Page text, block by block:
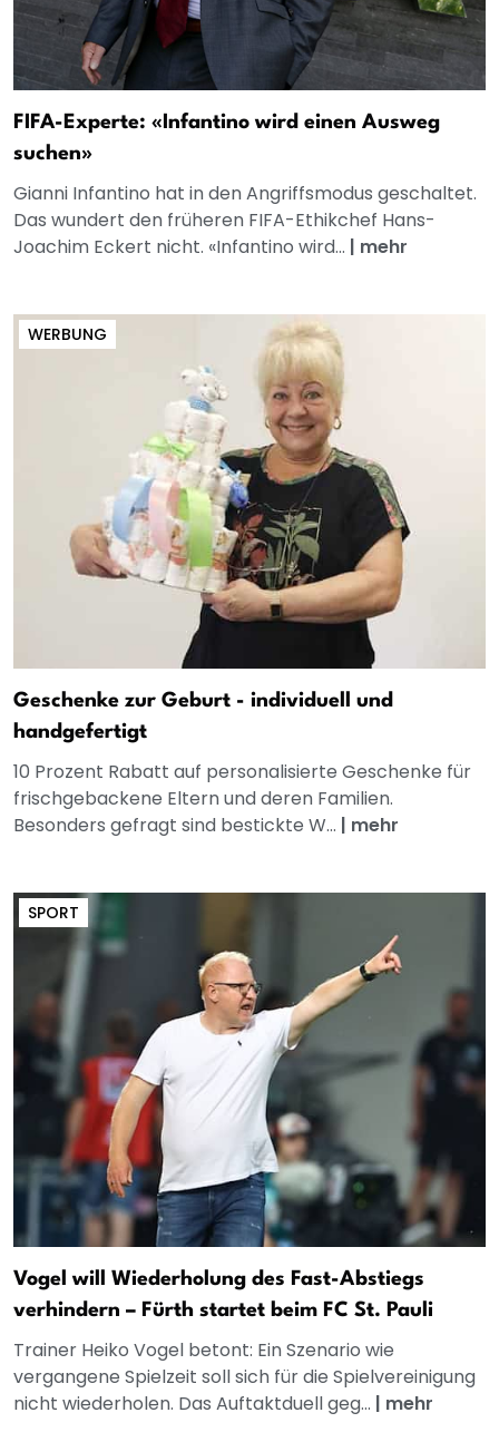
FIFA-Experte: «Infantino wird einen Ausweg
suchen»
Gianni Infantino hat in den Angriffsmodus geschaltet.
Das wundert den früheren FIFA-Ethikchef Hans-
Joachim Eckert nicht. «Infantino wird... | mehr
WERBUNG
Geschenke zur Geburt - individuell und
handgefertigt
10 Prozent Rabatt auf personalisierte Geschenke für
frischgebackene Eltern und deren Familien.
Besonders gefragt sind bestickte W... | mehr
SPORT
Vogel will Wiederholung des Fast-Abstiegs
verhindern – Fürth startet beim FC St. Pauli
Trainer Heiko Vogel betont: Ein Szenario wie
vergangene Spielzeit soll sich für die Spielvereinigung
nicht wiederholen. Das Auftaktduell geg... | mehr